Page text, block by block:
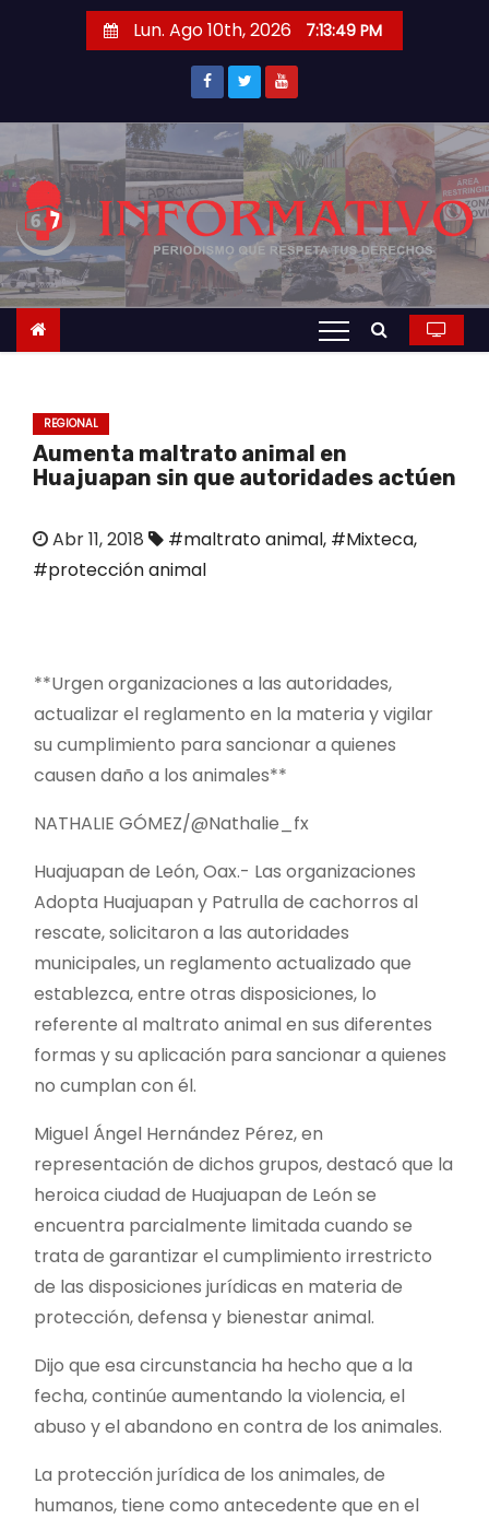
r
a
c
o
t
Lun. Ago 10th, 2026 7:13:50 PM
REGIONAL
Aumenta maltrato animal en
Huajuapan sin que autoridades actúen
Abr 11, 2018 #maltrato animal, #Mixteca,
#protección animal
**Urgen organizaciones a las autoridades,
actualizar el reglamento en la materia y vigilar
su cumplimiento para sancionar a quienes
causen daño a los animales**
NATHALIE GÓMEZ/@Nathalie_fx
Huajuapan de León, Oax.- Las organizaciones
Adopta Huajuapan y Patrulla de cachorros al
rescate, solicitaron a las autoridades
municipales, un reglamento actualizado que
establezca, entre otras disposiciones, lo
referente al maltrato animal en sus diferentes
formas y su aplicación para sancionar a quienes
no cumplan con él.
Miguel Ángel Hernández Pérez, en
representación de dichos grupos, destacó que la
heroica ciudad de Huajuapan de León se
encuentra parcialmente limitada cuando se
trata de garantizar el cumplimiento irrestricto
de las disposiciones jurídicas en materia de
protección, defensa y bienestar animal.
Dijo que esa circunstancia ha hecho que a la
fecha, continúe aumentando la violencia, el
abuso y el abandono en contra de los animales.
La protección jurídica de los animales, de
humanos, tiene como antecedente que en el